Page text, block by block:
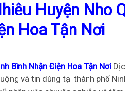
Huyện Nho
Hoa Tận Nơi
Bình Nhận Điện Hoa Tận Nơi
và tin dùng tại thành phố